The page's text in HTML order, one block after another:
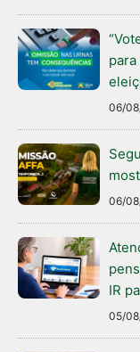
06/
06/
IR
05/